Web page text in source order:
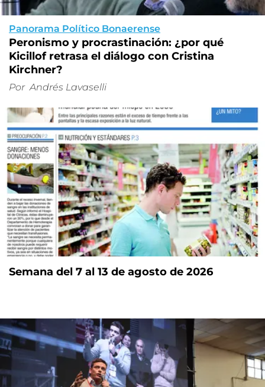
Panorama Político Bonaerense
Peronismo y procrastinación: ¿por qué
Kicillof retrasa el diálogo con Cristina
Kirchner?
Por Andrés Lavaselli
Semana del 7 al 13 de agosto de 2026